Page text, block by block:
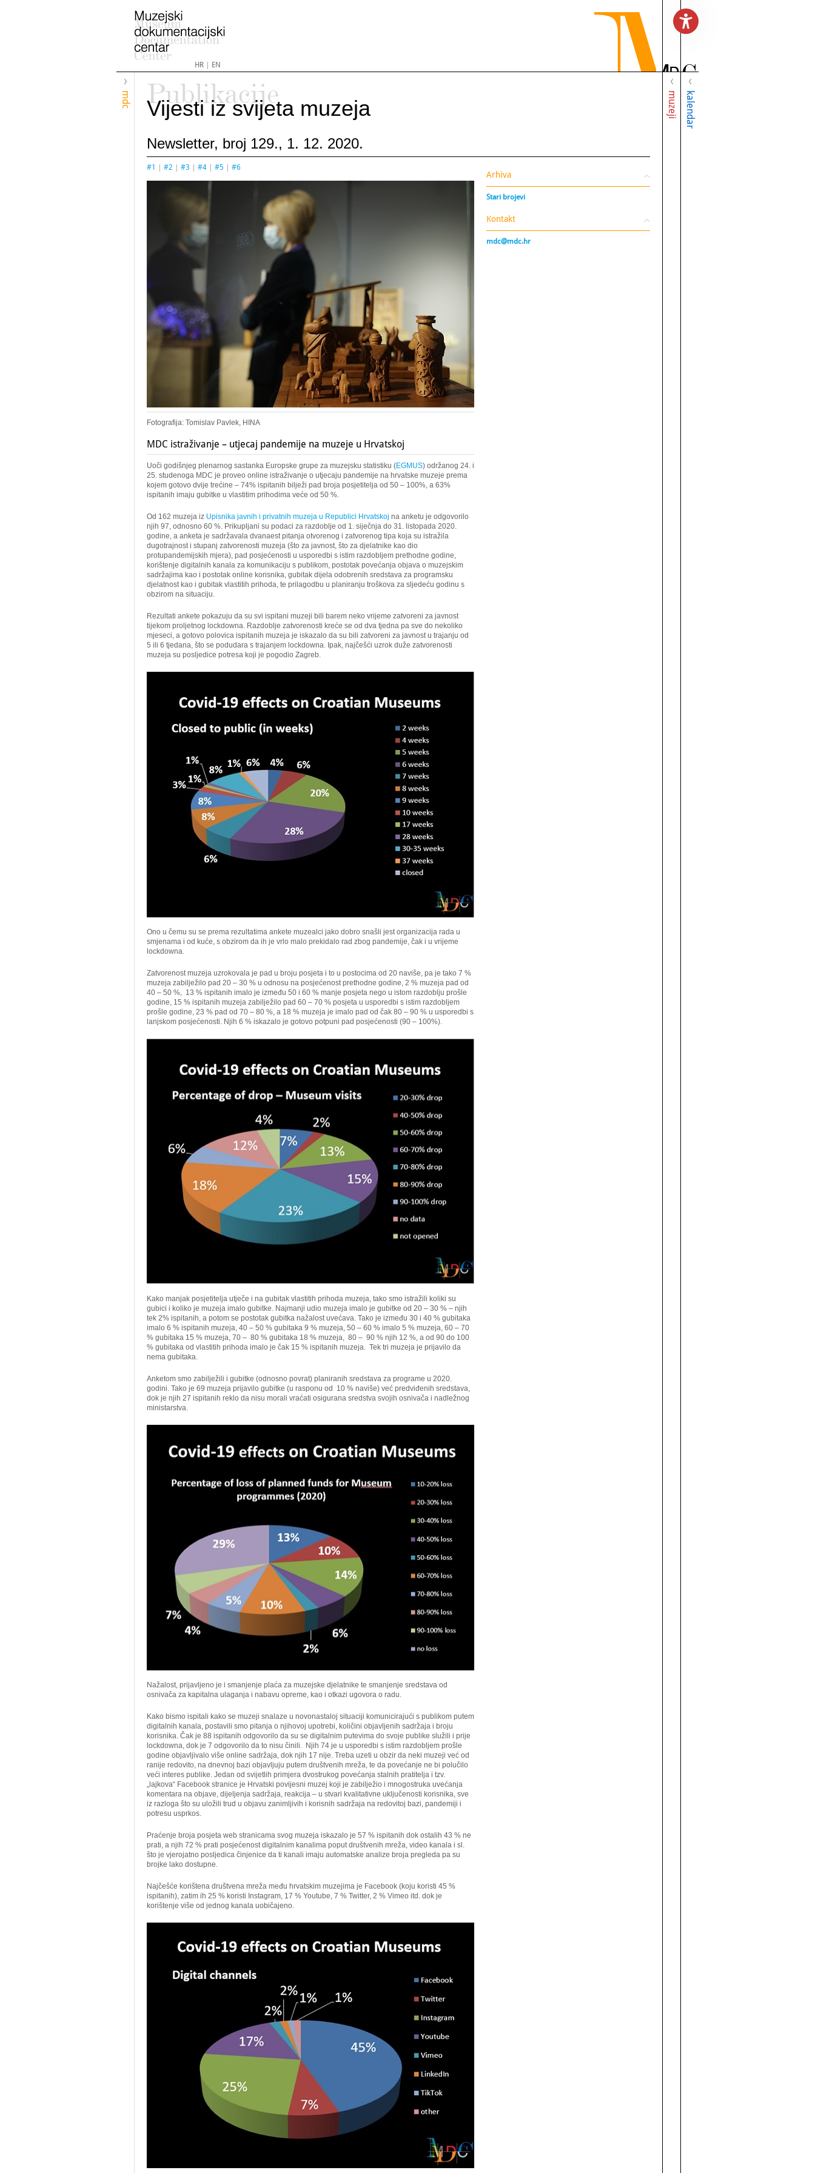
HR| EN
mdc muzeji kalendar
Publikacije
Vijesti iz svijeta muzeja
Newsletter, broj 129., 1. 12. 2020.
#1 #2 #3 #4 #5 #6
Fotografija: Tomislav Pavlek, HINA
MDC istraživanje – utjecaj pandemije na muzeje u Hrvatskoj
Uoči godišnjeg plenarnog sastanka Europske grupe za muzejsku statistiku (EGMUS) održanog 24. i
25. studenoga MDC je proveo online istraživanje o utjecaju pandemije na hrvatske muzeje prema
kojem gotovo dvije trećine – 74% ispitanih bilježi pad broja posjetitelja od 50 – 100%, a 63%
ispitanih imaju gubitke u vlastitim prihodima veće od 50 %.
Od 162 muzeja iz Upisnika javnih i privatnih muzeja u Republici Hrvatskoj na anketu je odgovorilo
njih 97, odnosno 60 %. Prikupljani su podaci za razdoblje od 1. siječnja do 31. listopada 2020.
godine, a anketa je sadržavala dvanaest pitanja otvorenog i zatvorenog tipa koja su istražila
dugotrajnost i stupanj zatvorenosti muzeja (što za javnost, što za djelatnike kao dio
protupandemijskih mjera), pad posjećenosti u usporedbi s istim razdobljem prethodne godine,
korištenje digitalnih kanala za komunikaciju s publikom, postotak povećanja objava o muzejskim
sadržajima kao i postotak online korisnika, gubitak dijela odobrenih sredstava za programsku
djelatnost kao i gubitak vlastitih prihoda, te prilagodbu u planiranju troškova za sljedeću godinu s
obzirom na situaciju.
Rezultati ankete pokazuju da su svi ispitani muzeji bili barem neko vrijeme zatvoreni za javnost
tijekom proljetnog lockdowna. Razdoblje zatvorenosti kreće se od dva tjedna pa sve do nekoliko
mjeseci, a gotovo polovica ispitanih muzeja je iskazalo da su bili zatvoreni za javnost u trajanju od
5 ili 6 tjedana, što se podudara s trajanjem lockdowna. Ipak, najčešći uzrok duže zatvorenosti
muzeja su posljedice potresa koji je pogodio Zagreb.
Ono u čemu su se prema rezultatima ankete muzealci jako dobro snašli jest organizacija rada u
smjenama i od kuće, s obzirom da ih je vrlo malo prekidalo rad zbog pandemije, čak i u vrijeme
lockdowna.
Zatvorenost muzeja uzrokovala je pad u broju posjeta i to u postocima od 20 naviše, pa je tako 7 %
muzeja zabilježilo pad 20 – 30 % u odnosu na posjećenost prethodne godine, 2 % muzeja pad od
40 – 50 %, 13 % ispitanih imalo je između 50 i 60 % manje posjeta nego u istom razdoblju prošle
godine, 15 % ispitanih muzeja zabilježilo pad 60 – 70 % posjeta u usporedbi s istim razdobljem
prošle godine, 23 % pad od 70 – 80 %, a 18 % muzeja je imalo pad od čak 80 – 90 % u usporedbi s
lanjskom posjećenosti. Njih 6 % iskazalo je gotovo potpuni pad posjećenosti (90 – 100%).
Kako manjak posjetitelja utječe i na gubitak vlastitih prihoda muzeja, tako smo istražili koliki su
gubici i koliko je muzeja imalo gubitke. Najmanji udio muzeja imalo je gubitke od 20 – 30 % – njih
tek 2% ispitanih, a potom se postotak gubitka nažalost uvećava. Tako je između 30 i 40 % gubitaka
imalo 6 % ispitanih muzeja, 40 – 50 % gubitaka 9 % muzeja, 50 – 60 % imalo 5 % muzeja, 60 – 70
% gubitaka 15 % muzeja, 70 – 80 % gubitaka 18 % muzeja, 80 – 90 % njih 12 %, a od 90 do 100
% gubitaka od vlastitih prihoda imalo je čak 15 % ispitanih muzeja. Tek tri muzeja je prijavilo da
nema gubitaka.
Anketom smo zabilježili i gubitke (odnosno povrat) planiranih sredstava za programe u 2020.
godini. Tako je 69 muzeja prijavilo gubitke (u rasponu od 10 % naviše) već predviđenih sredstava,
dok je njih 27 ispitanih reklo da nisu morali vraćati osigurana sredstva svojih osnivača i nadležnog
ministarstva.
Nažalost, prijavljeno je i smanjenje plaća za muzejske djelatnike te smanjenje sredstava od
osnivača za kapitalna ulaganja i nabavu opreme, kao i otkazi ugovora o radu.
Kako bismo ispitali kako se muzeji snalaze u novonastaloj situaciji komunicirajući s publikom putem
digitalnih kanala, postavili smo pitanja o njihovoj upotrebi, količini objavljenih sadržaja i broju
korisnika. Čak je 88 ispitanih odgovorilo da su se digitalnim putevima do svoje publike služili i prije
lockdowna, dok je 7 odgovorilo da to nisu činili. Njih 74 je u usporedbi s istim razdobljem prošle
godine objavljivalo više online sadržaja, dok njih 17 nije. Treba uzeti u obzir da neki muzeji već od
ranije redovito, na dnevnoj bazi objavljuju putem društvenih mreža, te da povećanje ne bi polučilo
veći interes publike. Jedan od svijetlih primjera dvostrukog povećanja stalnih pratitelja i tzv.
„lajkova“ Facebook stranice je Hrvatski povijesni muzej koji je zabilježio i mnogostruka uvećanja
komentara na objave, dijeljenja sadržaja, reakcija – u stvari kvalitativne uključenosti korisnika, sve
iz razloga što su uložili trud u objavu zanimljivih i korisnih sadržaja na redovitoj bazi, pandemiji i
potresu usprkos.
Praćenje broja posjeta web stranicama svog muzeja iskazalo je 57 % ispitanih dok ostalih 43 % ne
prati, a njih 72 % prati posjećenost digitalnim kanalima poput društvenih mreža, video kanala i sl.
što je vjerojatno posljedica činjenice da ti kanali imaju automatske analize broja pregleda pa su
brojke lako dostupne.
Najčešće korištena društvena mreža među hrvatskim muzejima je Facebook (koju koristi 45 %
ispitanih), zatim ih 25 % koristi Instagram, 17 % Youtube, 7 % Twitter, 2 % Vimeo itd. dok je
korištenje više od jednog kanala uobičajeno.
Arhiva
Stari brojevi
Kontakt
mdc@mdc.hr